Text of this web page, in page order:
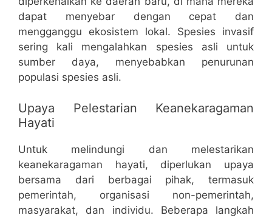
dapat menyebar dengan cepat dan
mengganggu ekosistem lokal. Spesies invasif
sering kali mengalahkan spesies asli untuk
sumber daya, menyebabkan penurunan
populasi spesies asli.
Upaya Pelestarian Keanekaragaman
Hayati
Untuk melindungi dan melestarikan
keanekaragaman hayati, diperlukan upaya
bersama dari berbagai pihak, termasuk
pemerintah, organisasi non-pemerintah,
masyarakat, dan individu. Beberapa langkah